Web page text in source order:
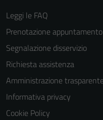
Leggi le FAQ
Prenotazione appuntamento
Segnalazione disservizio
Richiesta assistenza
Amministrazione
Informativa privacy
Cookie Policy